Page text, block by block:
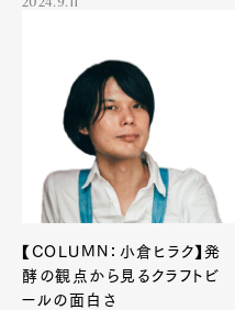
2024.9.11
【COLUMN：小倉ヒラク】発
酵の観点から見るクラフトビ
ールの面白さ